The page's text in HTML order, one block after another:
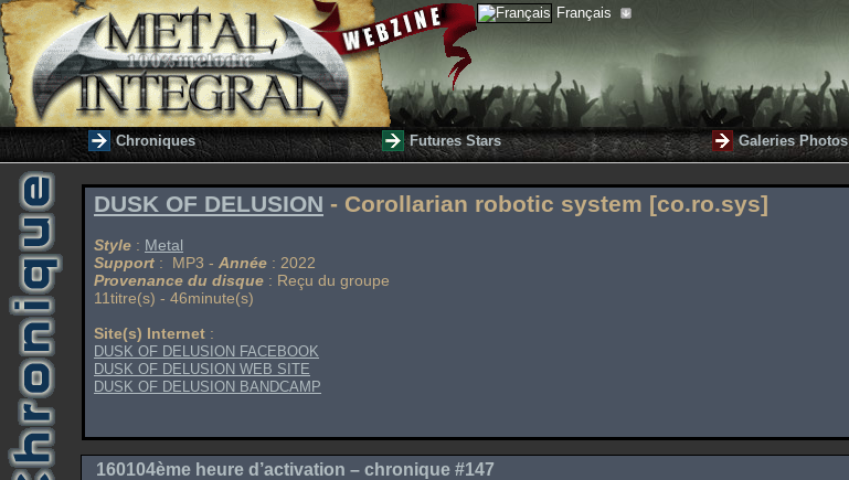
Français
Chroniques Futures Stars Galeries Photos
DUSK OF DELUSION - Corollarian robotic system [co.ro.sys]
Style : Metal
Support : MP3 - Année : 2022
Provenance du disque : Reçu du groupe
11titre(s) - 46minute(s)
Site(s) Internet :
DUSK OF DELUSION FACEBOOK
DUSK OF DELUSION WEB SITE
DUSK OF DELUSION BANDCAMP
160104ème heure d’activation – chronique #147